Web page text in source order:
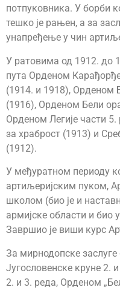
потпуковника. У борби
тешко је рањен, а за
унапређење у чин
У ратовима од 1912. до
пута Орденом
(1914. и 1918), Орденом
(1916), Орденом Бели
Орденом Легије части
за храброст (1913) и
(1912).
У међуратном периоду
артиљеријским пуком,
школом (био је и
армијске области и био
Завршио је виши курс
За мирнодопске
Југословенске круне 2.
2. и 3. реда, Орденом